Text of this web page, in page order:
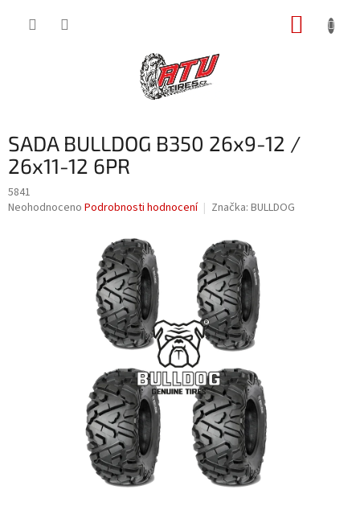
SADA BULLDOG B350 26x9-12 /
26x11-12 6PR
5841
Průměrné
Neohodnoceno Podrobnosti hodnocení Značka: BULLDOG